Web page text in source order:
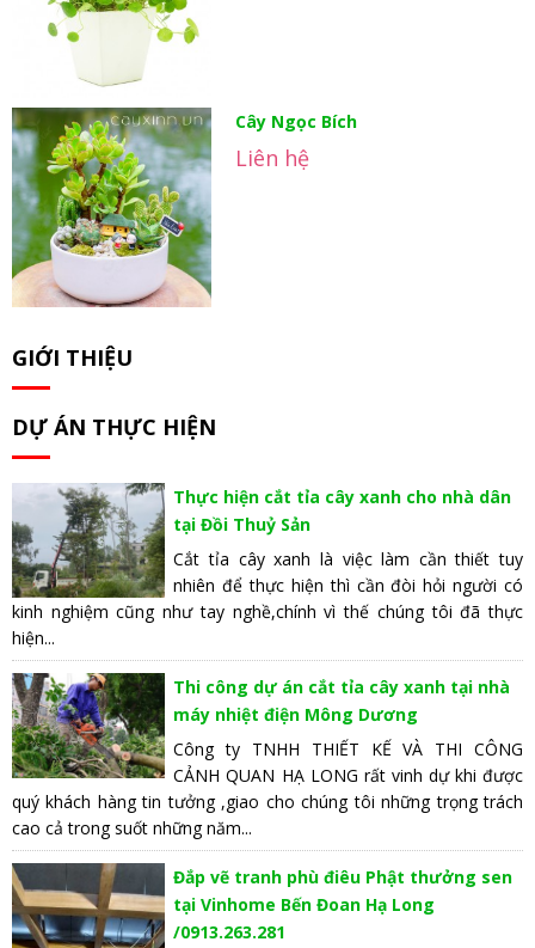
Cây Ngọc Bích
Liên hệ
GIỚI THIỆU
DỰ ÁN THỰC HIỆN
Thực hiện cắt tỉa cây xanh cho nhà dân
tại Đồi Thuỷ Sản
Cắt tỉa cây xanh là việc làm cần thiết tuy
nhiên để thực hiện thì cần đòi hỏi người có
kinh nghiệm cũng như tay nghề,chính vì thế chúng tôi đã thực
hiện...
Thi công dự án cắt tỉa cây xanh tại nhà
máy nhiệt điện Mông Dương
Công ty TNHH THIẾT KẾ VÀ THI CÔNG
CẢNH QUAN HẠ LONG rất vinh dự khi được
quý khách hàng tin tưởng ,giao cho chúng tôi những trọng trách
cao cả trong suốt những năm...
Đắp vẽ tranh phù điêu Phật thưởng sen
tại Vinhome Bến Đoan Hạ Long
/0913.263.281